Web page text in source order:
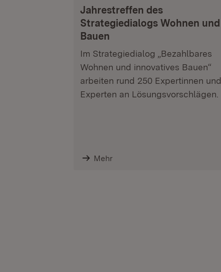
Jahrestreffen des
Strategiedialogs Wohnen und
Bauen
Im Strategiedialog „Bezahlbares
Wohnen und innovatives Bauen“
arbeiten rund 250 Expertinnen und
Experten an Lösungsvorschlägen.
Mehr